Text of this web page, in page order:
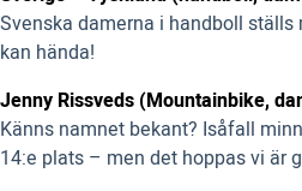
Svenska damerna i handboll
kan hända!
Jenny Rissveds (Mountainbike,
Känns namnet bekant? Isåfall
14:e plats – men det hoppas vi är